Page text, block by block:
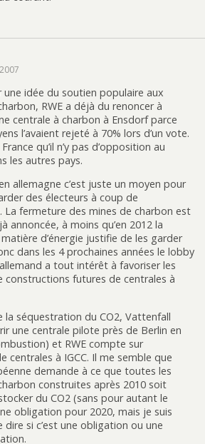
une idée du soutien populaire aux
RWE a déjà du renoncer à
centrale à charbon à Ensdorf parce
l’avaient rejeté à 70% lors d’un vote.
France qu’il n’y pas d’opposition au
les autres pays.
allemagne c’est juste un moyen pour
des électeurs à coup de
La fermeture des mines de charbon est
annoncée, à moins qu’en 2012 la
d’énergie justifie de les garder
dans les 4 prochaines années le lobby
a tout intérêt à favoriser les
constructions futures de centrales à
la séquestration du CO2, Vattenfall
une centrale pilote près de Berlin en
et RWE compte sur
centrales à IGCC. Il me semble que
demande à ce que toutes les
construites après 2010 soit
du CO2 (sans pour autant le
obligation pour 2020, mais je suis
dire si c’est une obligation ou une